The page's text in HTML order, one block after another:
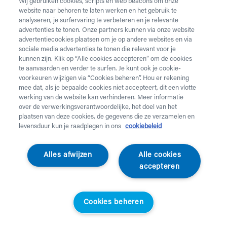
Vul onderstaand formulier in voor de huur van
zorgmateriaal.Dringende levering of levering in het
weekendnodig? Neem telefonisch contact op via 02 218
22 22.
Heb jekrukken nodig? Die kan je enkel aankopen. Wil je
huurmateriaal laten ophalen? Dat kan hier.
Opgelet!Je huurt voor minstens 1 maand en betaalt een
servicekost. Check de prijzenhier. Een gewone levering
duurt 2 werkdagen, een dringende levering krijg je de
feestdagen.
website naar behoren te laten werken en het gebruik te
analyseren, je surfervaring te verbeteren en je relevante
advertenties te tonen. Onze partners kunnen via onze website
advertentiecookies plaatsen om je op andere websites en via
sociale media advertenties te tonen die relevant voor je
kunnen zijn. Klik op “Alle cookies accepteren” om de cookies
te aanvaarden en verder te surfen. Je kunt ook je cookie-
voorkeuren wijzigen via “Cookies beheren”. Hou er rekening
mee dat, als je bepaalde cookies niet accepteert, dit een vlotte
werking van de website kan verhinderen. Meer informatie
over de verwerkingsverantwoordelijke, het doel van het
plaatsen van deze cookies, de gegevens die ze verzamelen en
levensduur kun je raadplegen in ons
cookiebeleid
Alle cookies
accepteren
Alles afwijzen
Cookies beheren